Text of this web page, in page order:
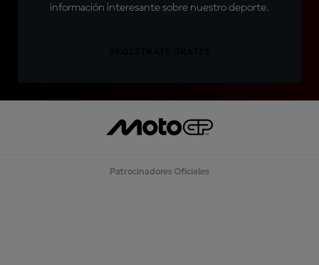
información interesante sobre nuestro deporte.
Patrocinadores Oficiales